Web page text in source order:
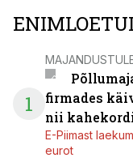
1
firmades
nii
E-Piimast
eurot